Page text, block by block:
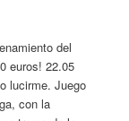
del
euros! 22.05
lucirme. Juego
con la